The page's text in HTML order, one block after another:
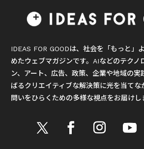
IDEAS FOR GOODは、社会を「もっと」
めたウェブマガジンです。AIなどのテクノ
ン、アート、広告、政策、企業や地域の実
ばるクリエイティブな解決策に光を当てな
問いをひらくための多様な視点をお届けし